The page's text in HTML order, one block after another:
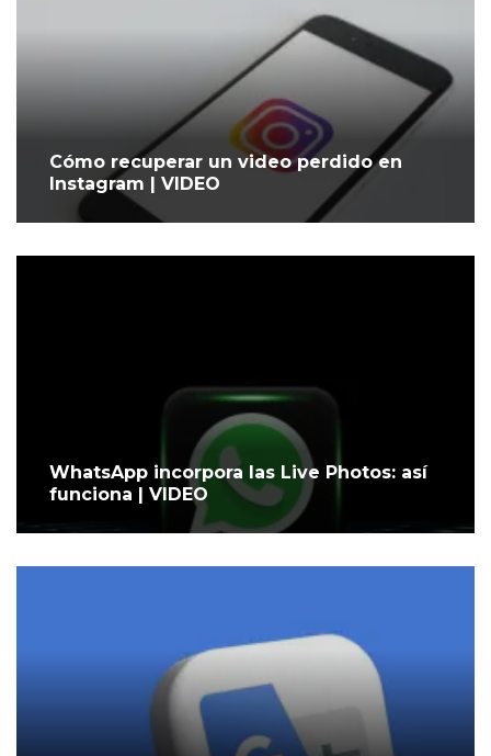
Cómo recuperar un video perdido en
Instagram | VIDEO
WhatsApp incorpora las Live Photos: así
funciona | VIDEO